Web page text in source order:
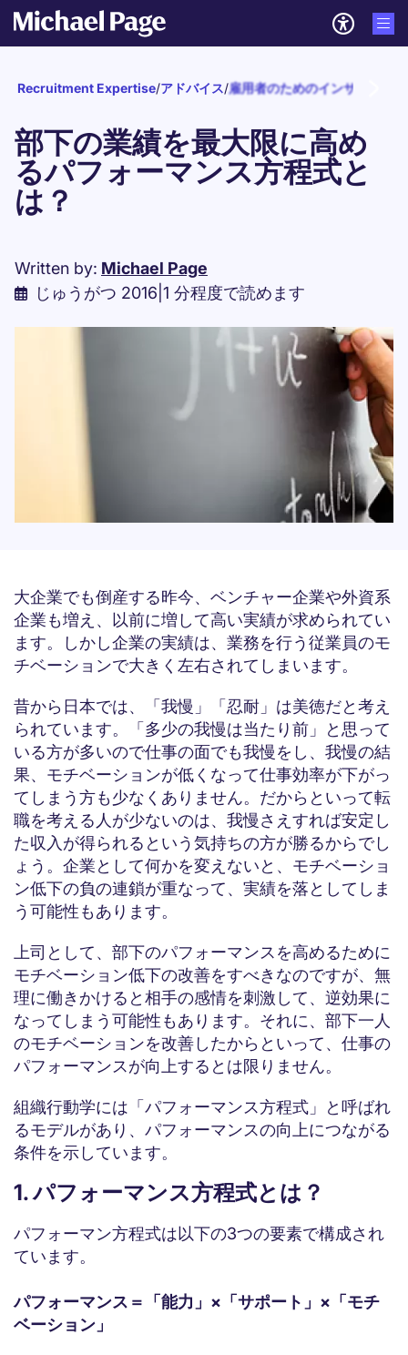
Recruitment Expertise/アドバイス/雇用者のためのインサイト
部下の業績を最大限に高め
るパフォーマンス方程式と
は？
Written by: Michael Page
じゅうがつ 2016 1 分程度で読めます
大企業でも倒産する昨今、ベンチャー企業や外資系
企業も増え、以前に増して高い実績が求められてい
ます。しかし企業の実績は、業務を行う従業員のモ
チベーションで大きく左右されてしまいます。
昔から日本では、「我慢」「忍耐」は美徳だと考え
られています。「多少の我慢は当たり前」と思って
いる方が多いので仕事の面でも我慢をし、我慢の結
果、モチベーションが低くなって仕事効率が下がっ
てしまう方も少なくありません。だからといって転
職を考える人が少ないのは、我慢さえすれば安定し
た収入が得られるという気持ちの方が勝るからでし
ょう。企業として何かを変えないと、モチベーショ
ン低下の負の連鎖が重なって、実績を落としてしま
う可能性もあります。
上司として、部下のパフォーマンスを高めるために
モチベーション低下の改善をすべきなのですが、無
理に働きかけると相手の感情を刺激して、逆効果に
なってしまう可能性もあります。それに、部下一人
のモチベーションを改善したからといって、仕事の
パフォーマンスが向上するとは限りません。
組織行動学には「パフォーマンス方程式」と呼ばれ
るモデルがあり、パフォーマンスの向上につながる
条件を示しています。
1. パフォーマンス方程式とは？
パフォーマン方程式は以下の3つの要素で構成され
ています。
パフォーマンス＝「能力」×「サポート」×「モチ
ベーション」